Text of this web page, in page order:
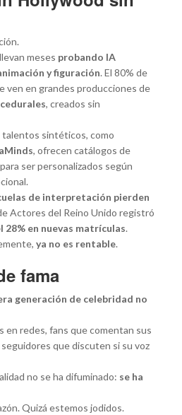
meses probando IA
y figuración. El 80% de
ven en grandes producciones de
, creados sin
talentos sintéticos, como
, ofrecen catálogos de
ser personalizados según
de interpretación pierden
Actores del Reino Unido registró
28% en nuevas matrículas.
ya no es rentable.
fama
generación de celebridad no
en redes, fans que comentan sus
seguidores que discuten si su voz
no se ha difuminado: se ha
Quizá estemos jodidos.